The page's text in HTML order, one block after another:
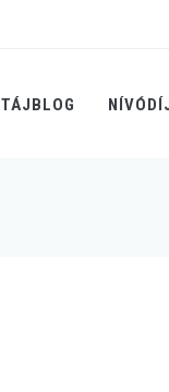
TÁJBLOG